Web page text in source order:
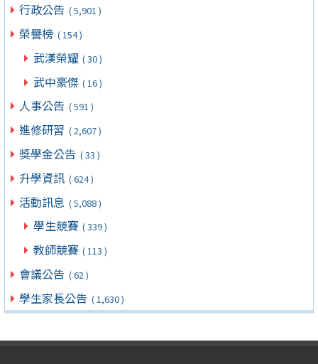
行政公告 ( 5,901 )
榮譽榜 ( 154 )
武漢榮耀 ( 30 )
武中豪傑 ( 16 )
人事公告 ( 591 )
進修研習 ( 2,607 )
獎學金公告 ( 33 )
升學資訊 ( 624 )
活動訊息 ( 5,088 )
學生競賽 ( 339 )
教師競賽 ( 113 )
會議公告 ( 62 )
學生家長公告 ( 1,630 )